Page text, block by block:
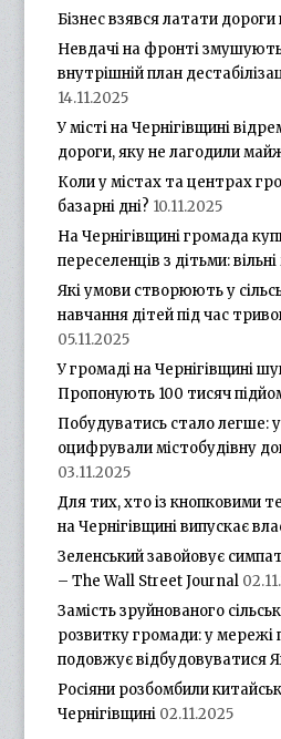
Бізнес взявся латати дороги
Невдачі на фронті
внутрішній план
14.11.2025
У місті на Чернігівщині
дороги, яку не лагодили
Коли у містах та центрах
базарні дні? 10.11.2025
На Чернігівщині громада
переселенців з дітьми:
Які умови створюють у
навчання дітей під час
05.11.2025
У громаді на Чернігівщині
Пропонують 100 тисяч
Побудуватись стало легше:
оцифрували містобудівну
03.11.2025
Для тих, хто із кнопковими
на Чернігівщині випускає
Зеленський завойовує
– The Wall Street Journal
Замість зруйнованого
розвитку громади: у мережі
подовжує відбудовуватися
Росіяни розбомбили
Чернігівщині 02.11.2025